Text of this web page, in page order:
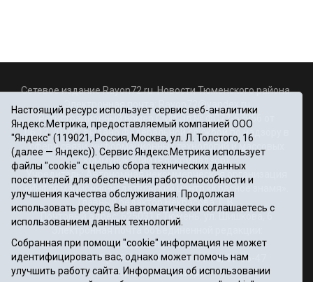
Сетевое издание Rayon72.ru. Новости Тюменского района.
Rayon72@yandex.ru
Регистрационный номер СМИ Эл № ФС77-67956 от
06.12.2016г., выдано Федеральной службой по надзору в
сфере связи, информационных технологий и массовых
коммуникаций (Роскомнадзор)
Учредитель: Автономная некоммерческая организация
«Информационно-издательский центр «Красное знамя».
Главный редактор Некрасова Т. В.
Почтовый адрес: 625031 г.Тюмень. ул. Шишкова, 6
Электронная почта объединенной редакции:
krasnoeznam@rambler.ru
Телефоны 8 (3452) 34-80-60, 69-56-73, 69-56-47
Политика оператора
Настоящий ресурс использует сервис веб-аналитики
Яндекс.Метрика, предоставляемый компанией ООО
"Яндекс" (119021, Россия, Москва, ул. Л. Толстого, 16
(далее — Яндекс)). Сервис Яндекс.Метрика использует
файлы "cookie" с целью сбора технических данных
посетителей для обеспечения работоспособности и
улучшения качества обслуживания. Продолжая
использовать ресурс, Вы автоматически соглашаетесь с
использованием данных технологий.
Собранная при помощи "cookie" информация не может
идентифицировать вас, однако может помочь нам
улучшить работу сайта. Информация об использовании